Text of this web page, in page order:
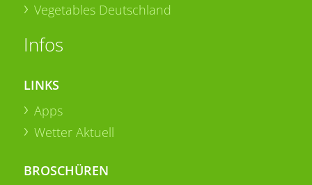
Vegetables Deutschland
Infos
LINKS
Apps
Wetter Aktuell
BROSCHÜREN